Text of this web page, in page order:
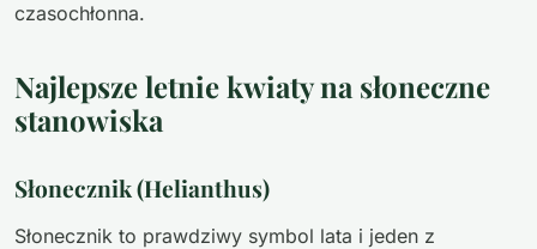
czasochłonna.
Najlepsze letnie kwiaty na słoneczne
stanowiska
Słonecznik (Helianthus)
Słonecznik to prawdziwy symbol lata i jeden z